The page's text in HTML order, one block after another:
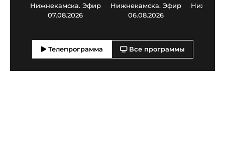
Нижнекамска. Эфир
07.08.2026
Нижнекамска. Эфир
06.08.2026
Телепрограмма Все программы